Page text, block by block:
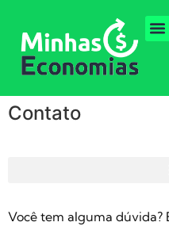
Contato
Você tem alguma dúvida?